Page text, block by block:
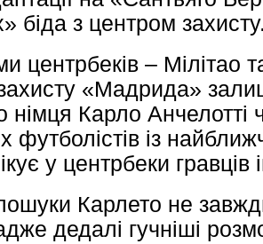
біда з центром
центрбеків – Мілітао
«Мадрида»
німця Карло Анчелотті
футболістів із
у центрбеки
пошуки Карлето не
дедалі гучніші